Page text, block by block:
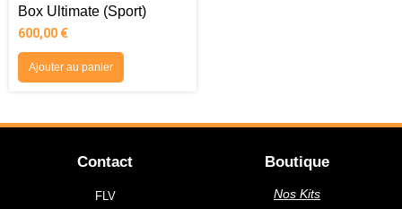
Box Ultimate (Sport)
600,00 €
Ajouter au panier
Contact
FLV
Boutique
Nos Kits